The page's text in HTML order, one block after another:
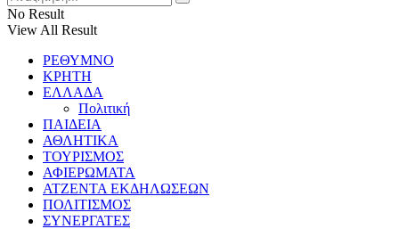
No Result
View All Result
ΡΕΘΥΜΝΟ
ΚΡΗΤΗ
ΕΛΛΑΔΑ
Πολιτική
ΠΑΙΔΕΙΑ
ΑΘΛΗΤΙΚΑ
ΤΟΥΡΙΣΜΟΣ
ΑΦΙΕΡΩΜΑΤΑ
ΑΤΖΕΝΤΑ ΕΚΔΗΛΩΣΕΩΝ
ΠΟΛΙΤΙΣΜΟΣ
ΣΥΝΕΡΓΑΤΕΣ